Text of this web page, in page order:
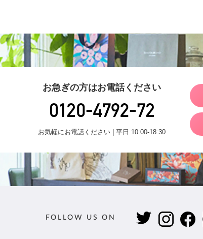
お急ぎの方はお電話ください
お気軽にお電話ください | 平日 10:00-18:30
FOLLOW US ON